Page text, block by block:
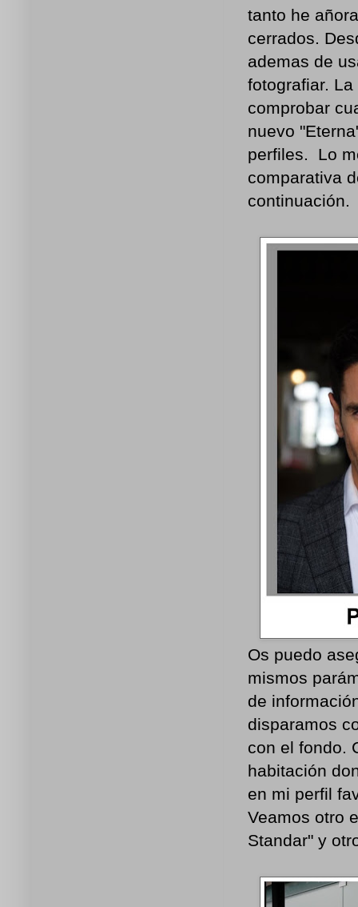
tanto he
cerrados.
ademas de
fotografiar.
comprobar
nuevo
perfiles. Lo
comparativa
continuación.
Os puedo
mismos
de
disparamos
con el fondo.
habitación
en mi perfil
Veamos otro
Standar" y